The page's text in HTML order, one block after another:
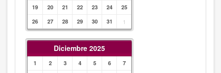
19
20 21 22 23 24
25
26
27 28 29 30 31 1
Diciembre 2025
1 2 3 4 5 6
7